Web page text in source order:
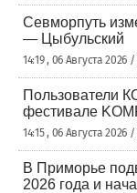
Севморпуть
— Цыбульский
14:19 , 06 Августа 2026 /
Пользователи
фестивале
14:15 , 06 Августа 2026 /
В Приморье
2026 года и